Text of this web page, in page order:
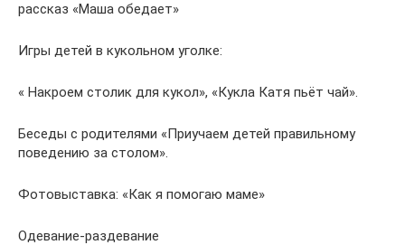
рассказ «Маша обедает»
Игры детей в кукольном уголке:
« Накроем столик для кукол», «Кукла Катя пьёт чай».
Беседы с родителями «Приучаем детей правильному
поведению за столом».
Фотовыставка: «Как я помогаю маме»
Одевание-раздевание